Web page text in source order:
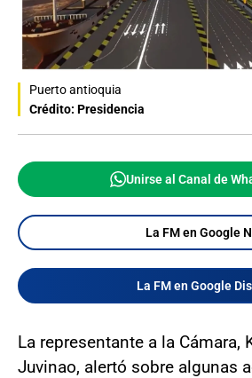
Puerto antioquia
Crédito: Presidencia
Unirse al Canal de
La FM en Google
La FM en Google
La representante a la Cámara,
Juvinao, alertó sobre algunas